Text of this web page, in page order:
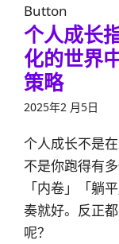
Button
个人成长
化的世界
策略
2025年2 月5日
个人成长不是
不是你跑得有
「内卷」「躺
奏就好。反正
呢？